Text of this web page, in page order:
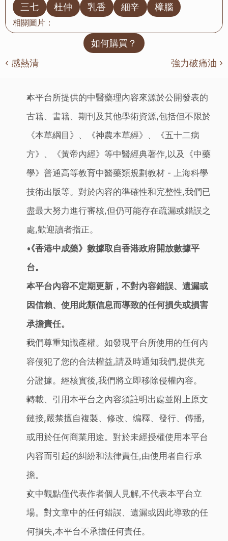
三七 杜仲 乳香 細辛 樟腦
相關圖片：
如何購買？
‹ 感熱清
強力破痛油 ›
本平台所提供的中醫藥理內容來源於公開發表的
古籍、書籍、期刊及其他學術資源,包括但不限於
《本草綱目》、《神農本草經》、《五十二病
方》、《黃帝內經》等中醫經典著作,以及《中藥
學》普通高等教育中醫藥類規劃教材 - 上海科學
技術出版等。對於內容的準確性和完整性,我們已
盡最大努力進行審核,但仍可能存在疏漏或錯誤之
處,歡迎讀者指正。
《香港中成藥》數據取自香港政府開放數據平
台。
本平台內容不定期更新，不對內容錯誤、遺漏或
因信賴、使用此類信息而導致的任何損失或損害
承擔責任。
我們尊重知識產權。如發現平台所使用的任何內
容侵犯了您的合法權益,請及時通知我們,提供充
分證據。經核實後,我們將立即移除侵權內容。
轉載、引用本平台之內容須註明出處並附上原文
鏈接,嚴禁擅自複製、修改、编釋、發行、傳播,
或用於任何商業用途。對於未經授權使用本平台
內容而引起的糾紛和法律責任,由使用者自行承
擔。
文中觀點僅代表作者個人見解,不代表本平台立
場。對文章中的任何錯誤、遺漏或因此導致的任
何損失,本平台不承擔任何責任。